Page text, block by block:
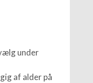
under
af alder på